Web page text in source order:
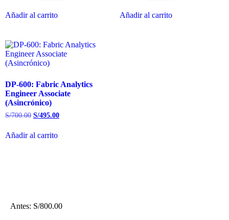
Añadir al carrito Añadir al carrito
DP-600: Fabric Analytics
Engineer Associate
(Asincrónico)
S/700.00 S/495.00
Añadir al carrito
Antes: S/800.00